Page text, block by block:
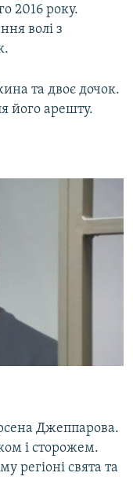
2016 року.
волі з
та двоє дочок.
його арешту.
Джеппарова.
і сторожем.
регіоні свята та